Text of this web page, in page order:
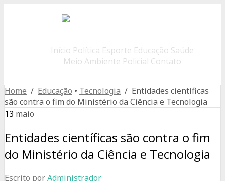
Início Política Esporte Educação Saúde
Meio Ambiente Policial Contato
Home / Educação • Tecnologia / Entidades científicas
são contra o fim do Ministério da Ciência e Tecnologia
13 maio
Entidades científicas são contra o fim
do Ministério da Ciência e Tecnologia
Escrito porAdministrador